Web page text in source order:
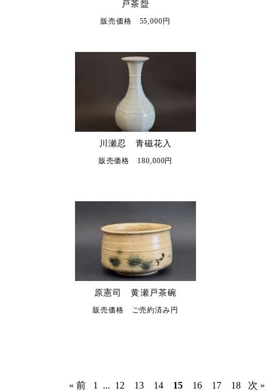
戸茶盌
販売価格 55,000円
川瀬忍 青磁花入
販売価格 180,000円
原憲司 黄瀬戸茶碗
販売価格 ご売約済み円
« 前 1 ... 12 13 14 15 16 17 18 次 »